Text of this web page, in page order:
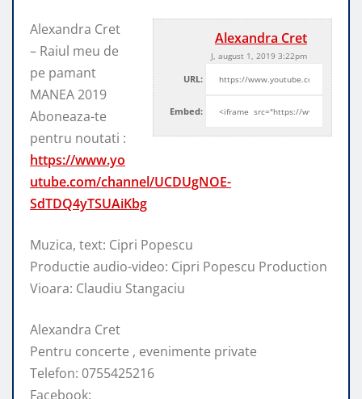
Alexandra Cret
J, august 1, 2019 3:22pm
URL:
Embed:
Alexandra Cret
– Raiul meu de
pe pamant
MANEA 2019
Aboneaza-te
pentru noutati :
https://www.yo
utube.com/channel/UCDUgNOE-
SdTDQ4yTSUAiKbg
Muzica, text: Cipri Popescu
Productie audio-video: Cipri Popescu Production
Vioara: Claudiu Stangaciu
Alexandra Cret
Pentru concerte , evenimente private
Telefon: 0755425216
Facebook: